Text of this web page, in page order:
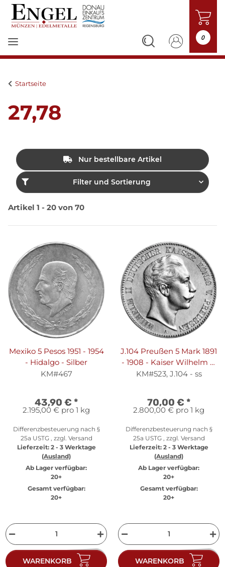
0
Startseite
27,78
Nur bestellbare Artikel
Filter und Sortierung
Artikel 1 - 20 von 70
Mexiko 5 Pesos 1951 - 1954
- Hidalgo - Silber
KM#467
43,90 € *
2.195,00 € pro 1 kg
Differenzbesteuerung nach §
25a USTG , zzgl. Versand
Lieferzeit: 2 - 3 Werktage
(Ausland)
Ab Lager verfügbar:
20+
Gesamt verfügbar:
20+
WARENKORB
J.104 Preußen 5 Mark 1891
- 1908 - Kaiser Wilhelm II.
- Silber ss
KM#523, J.104 - ss
70,00 € *
2.800,00 € pro 1 kg
Differenzbesteuerung nach §
25a USTG , zzgl. Versand
Lieferzeit: 2 - 3 Werktage
(Ausland)
Ab Lager verfügbar:
20+
Gesamt verfügbar:
20+
WARENKORB